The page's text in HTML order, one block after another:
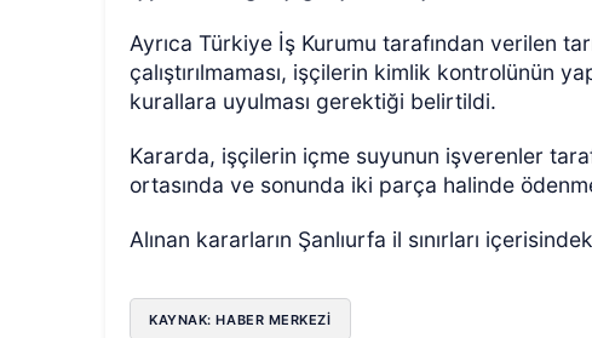
Ayrıca Türkiye İş Kurumu tarafından verilen
çalıştırılmaması, işçilerin kimlik kontrolünün
kurallara uyulması gerektiği belirtildi.
Kararda, işçilerin içme suyunun işverenler
ortasında ve sonunda iki parça halinde
Alınan kararların Şanlıurfa il sınırları
KAYNAK: HABER MERKEZİ